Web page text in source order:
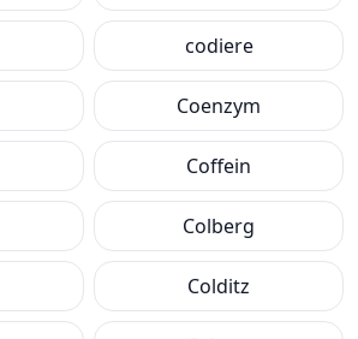
codiere
Coenzym
Coffein
Colberg
Colditz